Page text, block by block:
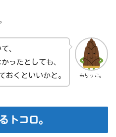
もりっこ。
、
ったとしても、
おくといいかと。
トコロ。